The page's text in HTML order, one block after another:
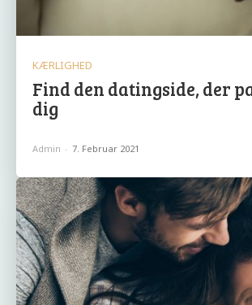
KÆRLIGHED
Find den datingside, der
dig
Admin - 7. Februar 2021